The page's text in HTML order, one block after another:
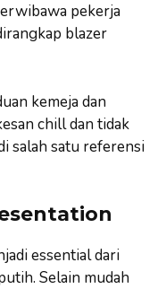
pekerja
blazer
kemeja dan
chill dan tidak
salah satu referensi
essential dari
Selain mudah